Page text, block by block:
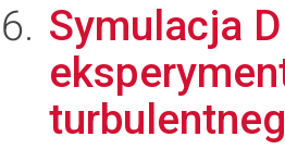
Symulacja